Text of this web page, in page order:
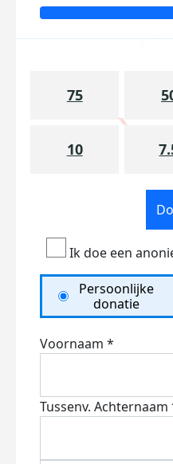
75
10
Ik doe een
Persoonlijke
donatie
Voornaam *
Tussenv. Achternaam